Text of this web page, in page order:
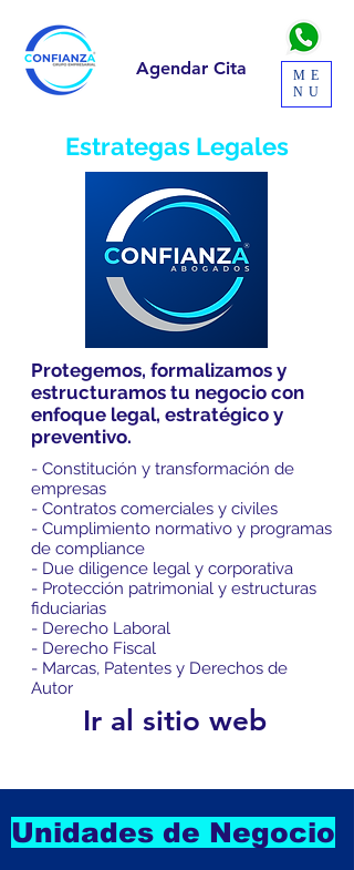
Agendar Cita
ME
NU
Estrategas Legales
Protegemos, formalizamos y
estructuramos tu negocio con
enfoque legal, estratégico y
preventivo.
- Constitución y transformación de
empresas
- Contratos comerciales y civiles
- Cumplimiento normativo y programas
de compliance
- Due diligence legal y corporativa
- Protección patrimonial y estructuras
fiduciarias
- Derecho Laboral
- Derecho Fiscal
- Marcas, Patentes y Derechos de
Autor
Ir al sitio web
Unidades de Negocio